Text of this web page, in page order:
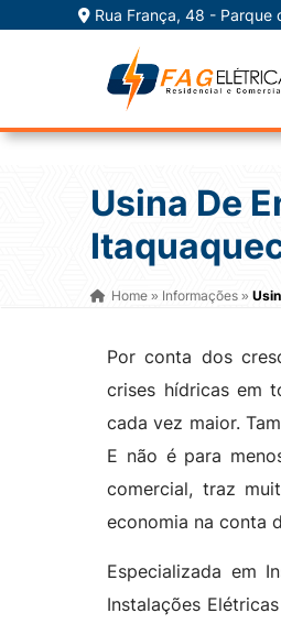
Rua França, 48 - Parque
Usina De
Home » Informações »
Por conta dos
crises hídricas em
cada vez maior.
E não é para
comercial, traz
economia na conta
Especializada em
Instalações